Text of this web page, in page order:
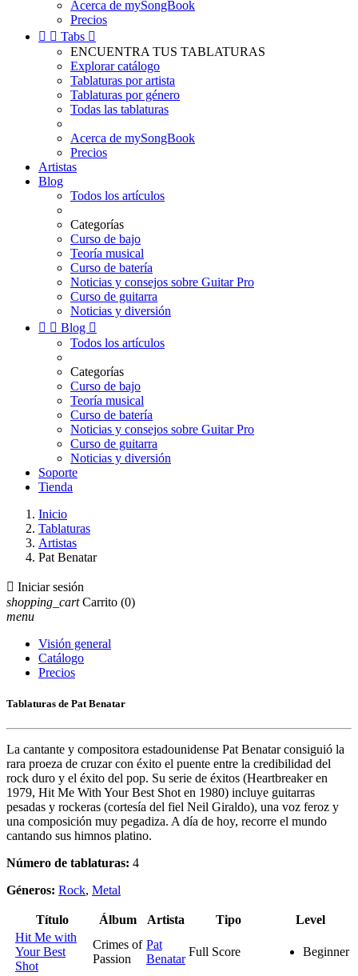
Acerca de mySongBook
Precios
  Tabs 
ENCUENTRA TUS TABLATURAS
Explorar catálogo
Tablaturas por artista
Tablaturas por género
Todas las tablaturas
Acerca de mySongBook
Precios
Artistas
Blog
Todos los artículos
Categorías
Curso de bajo
Teoría musical
Curso de batería
Noticias y consejos sobre Guitar Pro
Curso de guitarra
Noticias y diversión
  Blog 
Todos los artículos
Categorías
Curso de bajo
Teoría musical
Curso de batería
Noticias y consejos sobre Guitar Pro
Curso de guitarra
Noticias y diversión
Soporte
Tienda
Inicio
Tablaturas
Artistas
Pat Benatar
 Iniciar sesión
shopping_cart Carrito (0)
menu
Visión general
Catálogo
Precios
Tablaturas de Pat Benatar
La cantante y compositora estadounidense Pat Benatar consiguió la
rara proeza de cruzar con éxito el puente entre la credibilidad del
rock duro y el éxito del pop. Su serie de éxitos (Heartbreaker en
1979, Hit Me With Your Best Shot en 1980) incluye guitarras
pesadas y rockeras (cortesía del fiel Neil Giraldo), una voz feroz y
una composición muy pegadiza. A día de hoy, recorre el mundo
cantando sus himnos platino.
Número de tablaturas: 4
Géneros: Rock, Metal
Título Álbum Artista Tipo
Level
Hit Me with
Your Best
Shot
Crimes of
Passion
Pat
Benatar
Full Score Beginner